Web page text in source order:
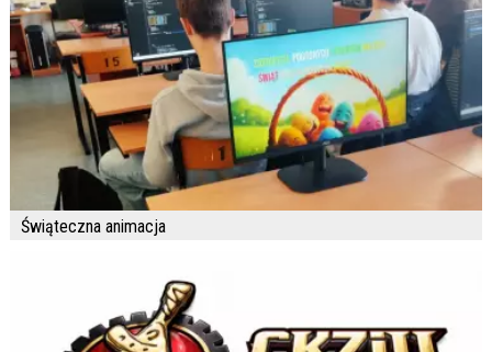
Świąteczna animacja